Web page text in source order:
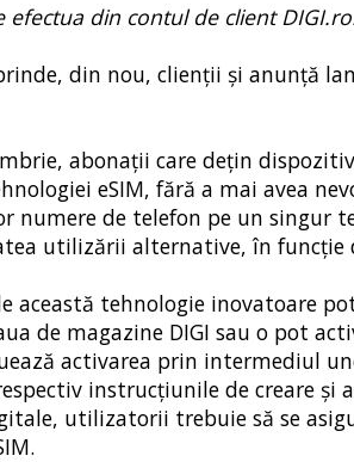
efectua din contul de client
din nou, clienții și anunță
abonații care dețin
eSIM, fără a mai avea
numere de telefon pe un singur
utilizării alternative, în funcție
această tehnologie inovatoare
de magazine DIGI sau o pot
activarea prin intermediul
instrucțiunile de creare
utilizatorii trebuie să se